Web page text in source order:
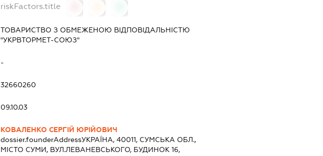
riskFactors.title
ТОВАРИСТВО З ОБМЕЖЕНОЮ ВІДПОВІДАЛЬНІСТЮ
"УКРВТОРМЕТ-СОЮЗ"
-
32660260
09.10.03
КОВАЛЕНКО СЕРГІЙ ЮРІЙОВИЧ
dossier.founderAddressУКРАЇНА, 40011, СУМСЬКА ОБЛ.,
МІСТО СУМИ, ВУЛ.ЛЕВАНЕВСЬКОГО, БУДИНОК 16,